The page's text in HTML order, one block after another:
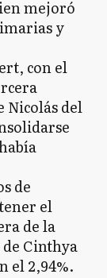
mejoró
y
con el
Nicolás del
de
el
de la
Cinthya
el 2,94%.